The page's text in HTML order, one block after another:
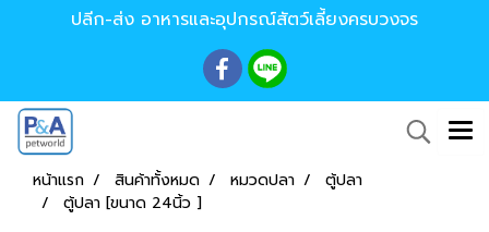
ปลีก-ส่ง อาหารและอุปกรณ์สัตว์เลี้ยงครบวงจร
หน้าแรก สินค้าทั้งหมด หมวดปลา
ตู้ปลา
ตู้ปลา [ขนาด 24นิ้ว ]